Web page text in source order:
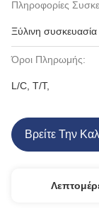
Πληροφορίες
Ξύλινη
Όροι Πληρωμής:
L/C, T/T,
Βρείτε Την